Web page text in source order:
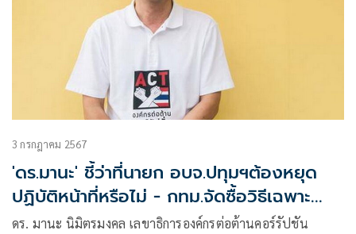
3 กรกฎาคม 2567
'ดร.มานะ' ชี้ว่าที่นายก อบจ.ปทุมฯต้องหยุด
ปฏิบัติหน้าที่หรือไม่ - กทม.จัดซื้อวิธีเฉพาะ
เจาะจง
ดร. มานะ นิมิตรมงคล เลขาธิการองค์กรต่อต้านคอร์รัปชัน